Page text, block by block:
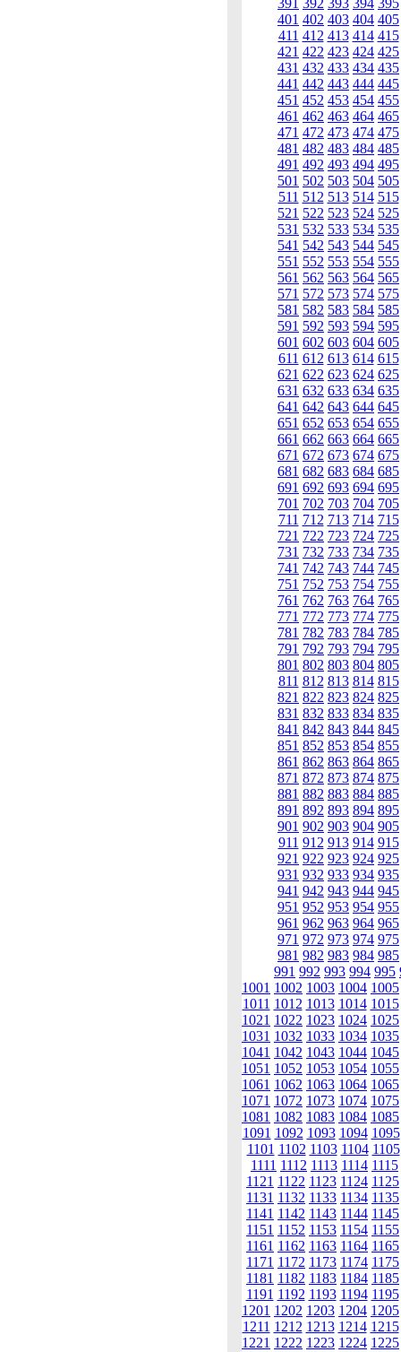
391 392 393 394 395
401 402 403 404 405
411 412 413 414 415
421 422 423 424 425
431 432 433 434 435
441 442 443 444 445
451 452 453 454 455
461 462 463 464 465
471 472 473 474 475
481 482 483 484 485
491 492 493 494 495
501 502 503 504 505
511 512 513 514 515
521 522 523 524 525
531 532 533 534 535
541 542 543 544 545
551 552 553 554 555
561 562 563 564 565
571 572 573 574 575
581 582 583 584 585
591 592 593 594 595
601 602 603 604 605
611 612 613 614 615
621 622 623 624 625
631 632 633 634 635
641 642 643 644 645
651 652 653 654 655
661 662 663 664 665
671 672 673 674 675
681 682 683 684 685
691 692 693 694 695
701 702 703 704 705
711 712 713 714 715
721 722 723 724 725
731 732 733 734 735
741 742 743 744 745
751 752 753 754 755
761 762 763 764 765
771 772 773 774 775
781 782 783 784 785
791 792 793 794 795
801 802 803 804 805
811 812 813 814 815
821 822 823 824 825
831 832 833 834 835
841 842 843 844 845
851 852 853 854 855
861 862 863 864 865
871 872 873 874 875
881 882 883 884 885
891 892 893 894 895
901 902 903 904 905
911 912 913 914 915
921 922 923 924 925
931 932 933 934 935
941 942 943 944 945
951 952 953 954 955
961 962 963 964 965
971 972 973 974 975
981 982 983 984 985
991 992 993 994 995
1001 1002 1003 1004 1005
1011 1012 1013 1014 1015
1021 1022 1023 1024 1025
1031 1032 1033 1034 1035
1041 1042 1043 1044 1045
1051 1052 1053 1054 1055
1061 1062 1063 1064 1065
1071 1072 1073 1074 1075
1081 1082 1083 1084 1085
1091 1092 1093 1094 1095
1101 1102 1103 1104 1105
1111 1112 1113 1114 1115
1121 1122 1123 1124 1125
1131 1132 1133 1134 1135
1141 1142 1143 1144 1145
1151 1152 1153 1154 1155
1161 1162 1163 1164 1165
1171 1172 1173 1174 1175
1181 1182 1183 1184 1185
1191 1192 1193 1194 1195
1201 1202 1203 1204 1205
1211 1212 1213 1214 1215
1221 1222 1223 1224 1225